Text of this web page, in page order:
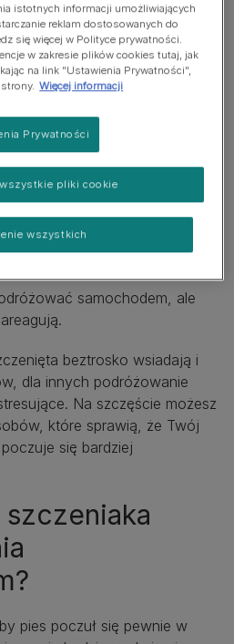
upałów
u szczeniąt
mogą
samochodem?
samochodem, ale
beztrosko wsiadają i
dla innych podróżowanie
Na szczęście możesz
które sprawią, że Twój
się bardziej
pies poczuł się pewnie w
istotnych informacji umożliwiających
reklam dostosowanych do
się więcej w Polityce prywatności.
w zakresie plików cookies tutaj, jak
na link "Ustawienia Prywatności",
Więcej informacji
Prywatności
wszystkich
pliki cookie